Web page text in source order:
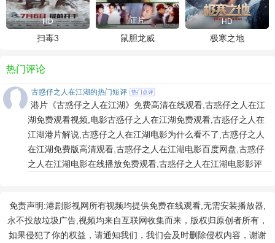
HD
扫毒3
正片
鼠胆龙威
HD
极寒之地
热门评论
古惑仔之人在江湖的热门短评 热门点评
港片《古惑仔之人在江湖》免费高清在线观看,古惑仔之人在江
湖免费观看视频,电影古惑仔之人在江湖免费观看,古惑仔之人在
江湖港片解说,古惑仔之人在江湖电影为什么看不了,古惑仔之人
在江湖免费版高清观看,古惑仔之人在江湖电影百度网盘,古惑仔
之人在江湖电影在线播放免费观看,古惑仔之人在江湖电影影评
免责声明:港剧影视网所有视频均提供免费在线观看,无需安装播放器,
永不投放垃圾广告,视频均来自互联网收集而来，版权归原创者所有，
如果侵犯了你的权益，请通知我们，我们会及时删除侵权内容，谢谢